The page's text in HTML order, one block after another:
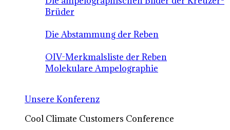
Brüder
Die Abstammung der Reben
OIV-Merkmalsliste der Reben
Molekulare Ampelographie
Unsere Konferenz
Cool Climate Customers Conference